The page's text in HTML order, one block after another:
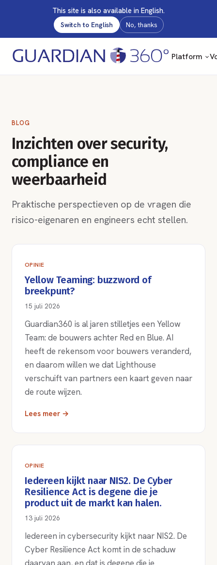
This site is also available in English.
Switch to English No, thanks
Platform
BLOG
Inzichten over security,
compliance en
weerbaarheid
Praktische perspectieven op de vragen die
risico-eigenaren en engineers echt stellen.
OPINIE
Yellow Teaming: buzzword of
breekpunt?
15 juli 2026
Guardian360 is al jaren stilletjes een Yellow
Team: de bouwers achter Red en Blue. AI
heeft de rekensom voor bouwers veranderd,
en daarom willen we dat Lighthouse
verschuift van partners een kaart geven naar
de route wijzen.
Lees meer →
OPINIE
Iedereen kijkt naar NIS2. De Cyber
Resilience Act is degene die je
product uit de markt kan halen.
13 juli 2026
Iedereen in cybersecurity kijkt naar NIS2. De
Cyber Resilience Act komt in de schaduw